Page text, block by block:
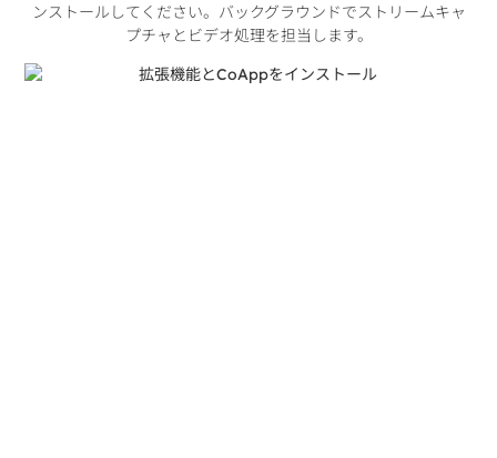
ンストールしてください。バックグラウンドでストリームキャ
プチャとビデオ処理を担当します。